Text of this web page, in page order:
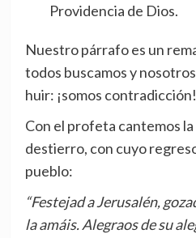
Providencia de Dios.
Nuestro párrafo es un
todos buscamos y
huir: ¡somos contradicción!
Con el profeta cantemos la
destierro, con cuyo
pueblo:
“Festejad a Jerusalén,
la amáis. Alegraos de su